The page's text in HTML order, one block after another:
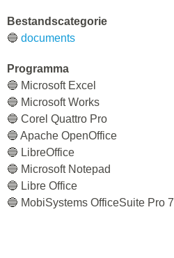
Bestandscategorie
🔵 documents
Programma
🔵 Microsoft Excel
🔵 Microsoft Works
🔵 Corel Quattro Pro
🔵 Apache OpenOffice
🔵 LibreOffice
🔵 Microsoft Notepad
🔵 Libre Office
🔵 MobiSystems OfficeSuite Pro 7